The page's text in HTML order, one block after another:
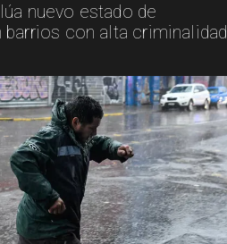
nuevo estado de
barrios con alta criminalidad